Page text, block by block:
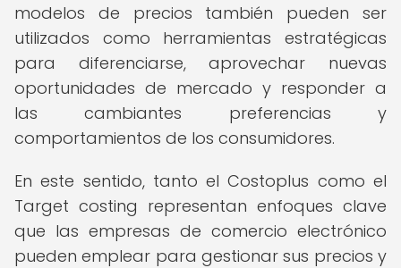
modelos de precios también pueden ser
utilizados como herramientas estratégicas
para diferenciarse, aprovechar nuevas
oportunidades de mercado y responder a
las cambiantes preferencias y
comportamientos de los consumidores.
En este sentido, tanto el Costoplus como el
Target costing representan enfoques clave
que las empresas de comercio electrónico
pueden emplear para gestionar sus precios y